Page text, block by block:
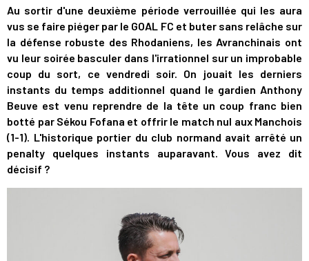
Au sortir d'une deuxième période verrouillée qui les aura
vus se faire piéger par le GOAL FC et buter sans relâche sur
la défense robuste des Rhodaniens, les Avranchinais ont
vu leur soirée basculer dans l'irrationnel sur un improbable
coup du sort, ce vendredi soir. On jouait les derniers
instants du temps additionnel quand le gardien Anthony
Beuve est venu reprendre de la tête un coup franc bien
botté par Sékou Fofana et offrir le match nul aux Manchois
(1-1). L'historique portier du club normand avait arrêté un
penalty quelques instants auparavant. Vous avez dit
décisif ?